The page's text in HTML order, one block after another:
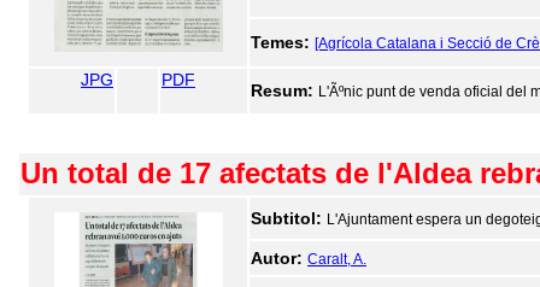
Temes: [Agrícola Catalana i Secció de
JPG PDF
Resum: L'Ãºnic punt de venda oficial del
Un total de 17 afectats de l'Aldea
Subtitol: L'Ajuntament espera un
Autor: Caralt, A.